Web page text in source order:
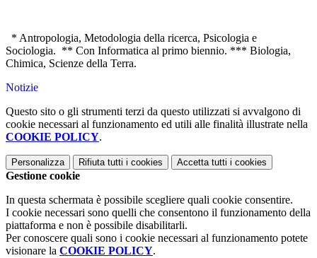
* Antropologia, Metodologia della ricerca, Psicologia e
Sociologia. ** Con Informatica al primo biennio. *** Biologia,
Chimica, Scienze della Terra.
Notizie
Questo sito o gli strumenti terzi da questo utilizzati si avvalgono di
cookie necessari al funzionamento ed utili alle finalità illustrate nella
COOKIE POLICY.
Personalizza Rifiuta tutti i cookies Accetta tutti i cookies
Gestione cookie
In questa schermata è possibile scegliere quali cookie consentire.
I cookie necessari sono quelli che consentono il funzionamento della
piattaforma e non è possibile disabilitarli.
Per conoscere quali sono i cookie necessari al funzionamento potete
visionare la COOKIE POLICY.